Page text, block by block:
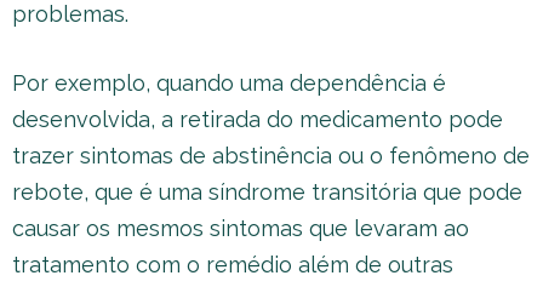
problemas.
Por exemplo, quando uma dependência é
desenvolvida, a retirada do medicamento pode
trazer sintomas de abstinência ou o fenômeno de
rebote, que é uma síndrome transitória que pode
causar os mesmos sintomas que levaram ao
tratamento com o remédio além de outras